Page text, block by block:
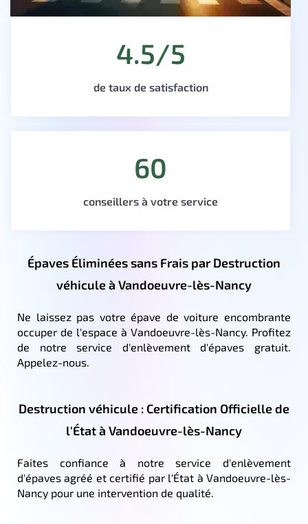
4.5/5
de taux de satisfaction
60
conseillers à votre service
Épaves Éliminées sans Frais par Destruction
véhicule à Vandoeuvre-lès-Nancy
Ne laissez pas votre épave de voiture encombrante
occuper de l'espace à Vandoeuvre-lès-Nancy. Profitez
de notre service d'enlèvement d'épaves gratuit.
Appelez-nous.
Destruction véhicule : Certification Officielle de
l'État à Vandoeuvre-lès-Nancy
Faites confiance à notre service d'enlèvement
d'épaves agréé et certifié par l'État à Vandoeuvre-lès-
Nancy pour une intervention de qualité.